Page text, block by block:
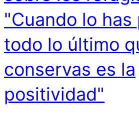
"Cuando lo has
todo lo último
conservas es la
positividad"